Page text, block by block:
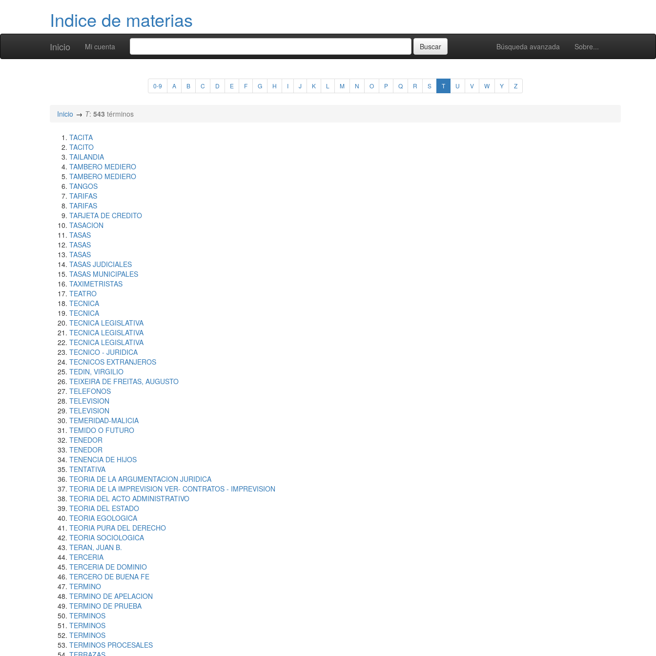
Indice de materias
Inicio Búsqueda avanzada Sobre...
Mi cuenta
0-9 A B C D E F G H I J K L M N O P Q R S T U V W Y Z
Inicio T: 543 términos
TACITA
TACITO
TAILANDIA
TAMBERO MEDIERO
TAMBERO MEDIERO
TANGOS
TARIFAS
TARIFAS
TARJETA DE CREDITO
TASACION
TASAS
TASAS
TASAS
TASAS JUDICIALES
TASAS MUNICIPALES
TAXIMETRISTAS
TEATRO
TECNICA
TECNICA
TECNICA LEGISLATIVA
TECNICA LEGISLATIVA
TECNICA LEGISLATIVA
TECNICO - JURIDICA
TECNICOS EXTRANJEROS
TEDIN, VIRGILIO
TEIXEIRA DE FREITAS, AUGUSTO
TELEFONOS
TELEVISION
TELEVISION
TEMERIDAD-MALICIA
TEMIDO O FUTURO
TENEDOR
TENEDOR
TENENCIA DE HIJOS
TENTATIVA
TEORIA DE LA ARGUMENTACION JURIDICA
TEORIA DE LA IMPREVISION VER- CONTRATOS - IMPREVISION
TEORIA DEL ACTO ADMINISTRATIVO
TEORIA DEL ESTADO
TEORIA EGOLOGICA
TEORIA PURA DEL DERECHO
TEORIA SOCIOLOGICA
TERAN, JUAN B.
TERCERIA
TERCERIA DE DOMINIO
TERCERO DE BUENA FE
TERMINO
TERMINO DE APELACION
TERMINO DE PRUEBA
TERMINOS
TERMINOS
TERMINOS
TERMINOS PROCESALES